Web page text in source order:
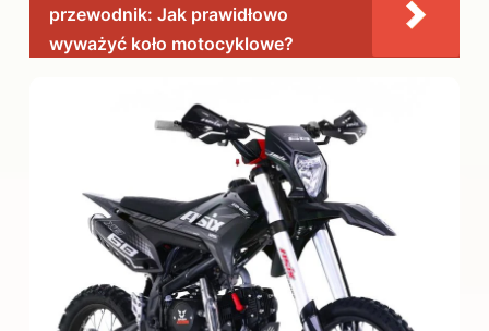
przewodnik: Jak prawidłowo
wyważyć koło motocyklowe?